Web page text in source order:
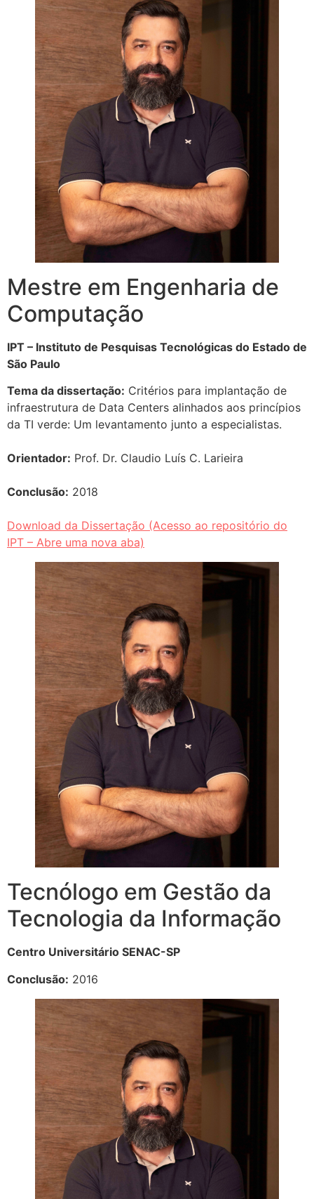
Mestre em Engenharia de
Computação
IPT – Instituto de Pesquisas Tecnológicas do Estado de
São Paulo
Tema da dissertação: Critérios para implantação de
infraestrutura de Data Centers alinhados aos princípios
da TI verde: Um levantamento junto a especialistas.
Orientador: Prof. Dr. Claudio Luís C. Larieira
Conclusão: 2018
Download da Dissertação (Acesso ao repositório do
IPT – Abre uma nova aba)
Tecnólogo em Gestão da
Tecnologia da Informação
Centro Universitário SENAC-SP
Conclusão: 2016